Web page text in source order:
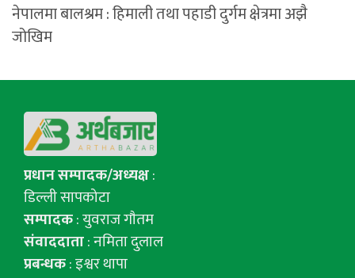
नेपालमा बालश्रम : हिमाली तथा पहाडी दुर्गम क्षेत्रमा अझै
जोखिम
प्रधान सम्पादक/अध्यक्ष:
डिल्ली सापकोटा
सम्पादक: युवराज गाैतम
संवाददाता: नमिता दुलाल
प्रबन्धक: इश्वर थापा